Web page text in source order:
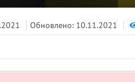
Обновлено: 10.11.2021